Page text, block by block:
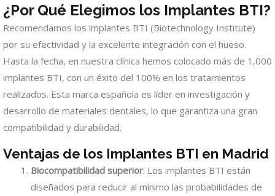
¿Por Qué Elegimos los Implantes BTI?
Recomendamos los implantes BTI (Biotechnology Institute)
por su efectividad y la excelente integración con el hueso.
Hasta la fecha, en nuestra clínica hemos colocado más de 1,000
implantes BTI, con un éxito del 100% en los tratamientos
realizados. Esta marca española es líder en investigación y
desarrollo de materiales dentales, lo que garantiza una gran
compatibilidad y durabilidad.
Ventajas de los Implantes BTI en Madrid
Biocompatibilidad superior: Los implantes BTI están
diseñados para reducir al mínimo las probabilidades de